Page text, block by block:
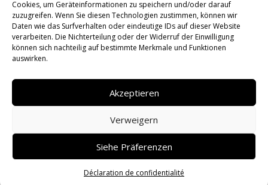
Cookies, um Geräteinformationen zu speichern und/oder darauf
zuzugreifen. Wenn Sie diesen Technologien zustimmen, können wir
Daten wie das Surfverhalten oder eindeutige IDs auf dieser Website
verarbeiten. Die Nichterteilung oder der Widerruf der Einwilligung
können sich nachteilig auf bestimmte Merkmale und Funktionen
auswirken.
Akzeptieren
Verweigern
Siehe Präferenzen
Déclaration de confidentialité
OIBT-Kontrollen:
– Organisation und Begleitung der gesetzlichen
Sicherheitsprüfungen.
Weitere Mandate:
Copyright © 2026 | bewitec AG | Powered by